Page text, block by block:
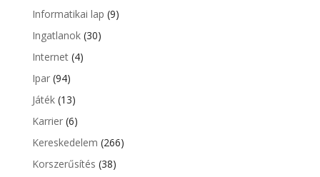
Informatikai lap (9)
Ingatlanok(30)
Internet(4)
Ipar(94)
Játék(13)
Karrier(6)
Kereskedelem (266)
Korszerűsítés (38)